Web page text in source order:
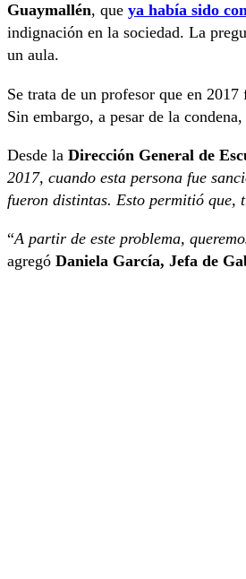
Guaymallén, que ya había sido
indignación en la sociedad. La
un aula.
Se trata de un profesor que en
Sin embargo, a pesar de la
Desde la Dirección General de
2017, cuando esta persona fue
fueron distintas. Esto permitió
“A partir de este problema,
agregó Daniela García, Jefa de